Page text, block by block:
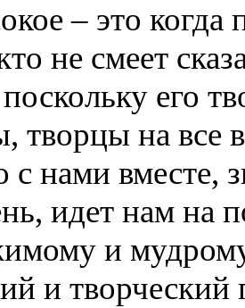
– это когда
не смеет
поскольку его
творцы на все
с нами вместе,
идет нам на
и
и творческий